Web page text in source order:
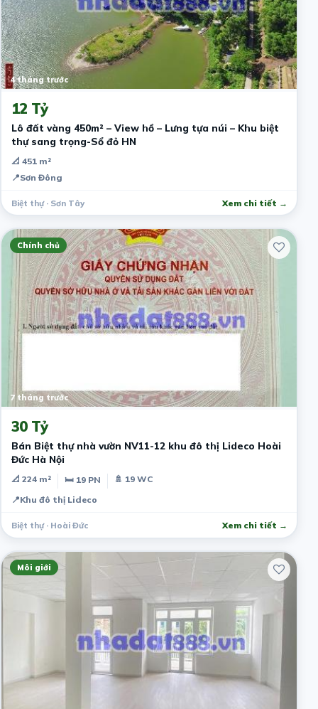
4 tháng trước
12 Tỷ
Lô đất vàng 450m² – View hồ – Lưng tựa núi – Khu biệt
thự sang trọng-Sổ đỏ HN
📐 451 m²
📍Sơn Đông
Biệt thự · Sơn Tây Xem chi tiết →
Chính chủ
7 tháng trước
30 Tỷ
Bán Biệt thự nhà vườn NV11-12 khu đô thị Lideco Hoài
Đức Hà Nội
📐 224 m² 🛏 19 PN
🚿 19 WC
📍Khu đô thị Lideco
Biệt thự · Hoài Đức Xem chi tiết →
Môi giới